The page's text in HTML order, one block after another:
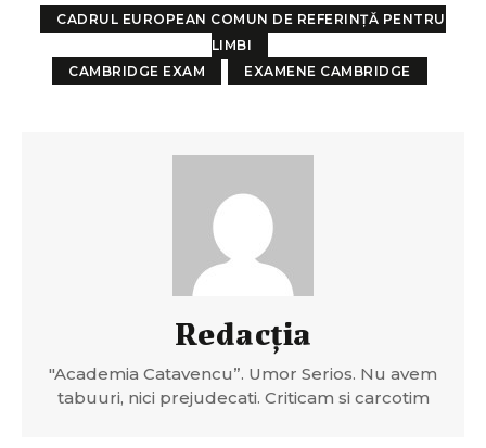
CADRUL EUROPEAN COMUN DE REFERINȚĂ PENTRU
LIMBI
CAMBRIDGE EXAM
EXAMENE CAMBRIDGE
Redacția
"Academia Catavencu”. Umor Serios. Nu avem
tabuuri, nici prejudecati. Criticam si carcotim